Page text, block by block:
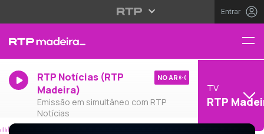
Entrar
RTP Notícias (RTP
Madeira)
Emissão em simultâneo com RTP
Notícias
NO AR
TV
RTP